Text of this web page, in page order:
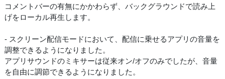
コメントバーの有無にかかわらず、バックグラウンドで読み上
げをローカル再生します。
- スクリーン配信モードにおいて、配信に乗せるアプリの音量を
調整できるようになりました。
アプリサウンドのミキサーは従来オン/オフのみでしたが、音量
を自由に調節できるようになりました。